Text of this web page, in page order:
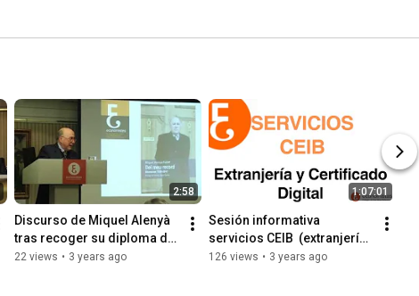
2:58
Discurso de Miquel Alenyà
tras recoger su diploma de
50 años de colegiación
22 views • 3 years ago
1:07:01
Sesión informativa
servicios CEIB  (extranjería
y certificado digital)
126 views • 3 years ago